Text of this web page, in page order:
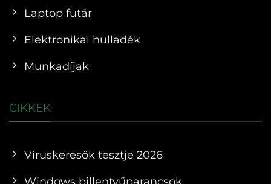
Laptop futár
Elektronikai hulladék
Munkadíjak
CIKKEK
Víruskeresők tesztje 2026
Windows billentyűparancsok